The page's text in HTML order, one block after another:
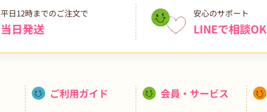
平日12時までのご注文で
当日発送
安心のサポート
LINEで相談OK
ご利用ガイド 会員・サービス